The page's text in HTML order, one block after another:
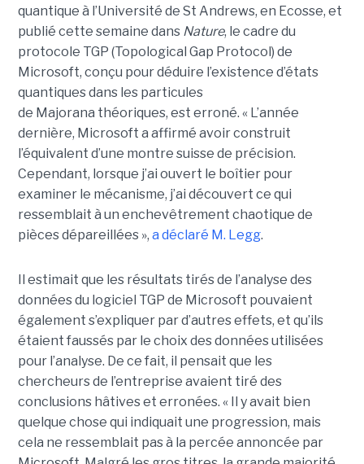
quantique à l’Université de St Andrews, en Ecosse, et
publié cette semaine dans Nature, le cadre du
protocole TGP (Topological Gap Protocol) de
Microsoft, conçu pour déduire l’existence d’états
quantiques dans les particules
de Majorana théoriques, est erroné. « L’année
dernière, Microsoft a affirmé avoir construit
l’équivalent d’une montre suisse de précision.
Cependant, lorsque j’ai ouvert le boîtier pour
examiner le mécanisme, j’ai découvert ce qui
ressemblait à un enchevêtrement chaotique de
pièces dépareillées », a déclaré M. Legg.
Il estimait que les résultats tirés de l’analyse des
données du logiciel TGP de Microsoft pouvaient
également s’expliquer par d’autres effets, et qu’ils
étaient faussés par le choix des données utilisées
pour l’analyse. De ce fait, il pensait que les
chercheurs de l’entreprise avaient tiré des
conclusions hâtives et erronées. « Il y avait bien
quelque chose qui indiquait une progression, mais
cela ne ressemblait pas à la percée annoncée par